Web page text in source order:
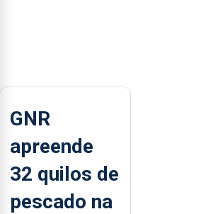
GNR
apreende
32 quilos de
pescado na